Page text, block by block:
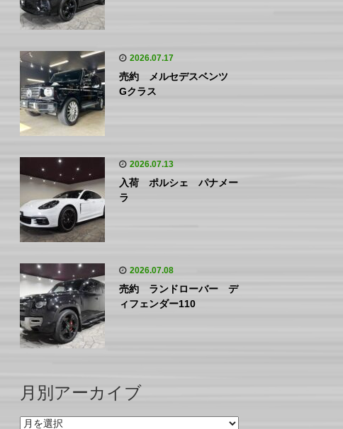
2026.07.17
売約 メルセデスベンツ
Gクラス
2026.07.13
入荷 ポルシェ パナメー
ラ
2026.07.08
売約 ランドローバー デ
ィフェンダー110
月別アーカイブ
月